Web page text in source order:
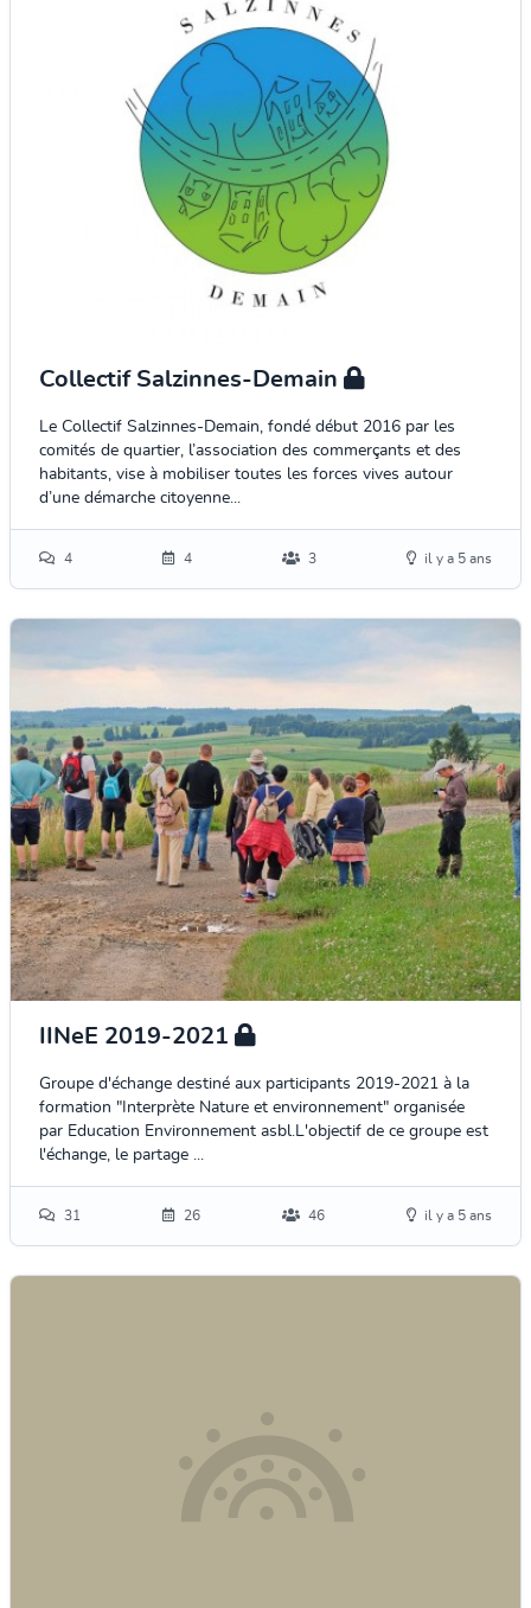
Collectif Salzinnes-Demain
Le Collectif Salzinnes-Demain, fondé début 2016 par les
comités de quartier, l’association des commerçants et des
habitants, vise à mobiliser toutes les forces vives autour
d’une démarche citoyenne...
4 4 3 il y a 5 ans
IINeE 2019-2021
Groupe d'échange destiné aux participants 2019-2021 à la
formation "Interprète Nature et environnement" organisée
par Education Environnement asbl.L'objectif de ce groupe est
l'échange, le partage ...
31 26 46 il y a 5 ans